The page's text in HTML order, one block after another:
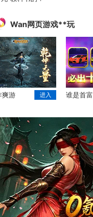
Wan网页游戏**玩
爽游 进入 谁是首富